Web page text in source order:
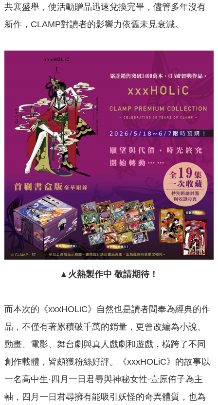
共襄盛舉，使活動贈品迅速兌換完畢，儘管多年沒有
新作，CLAMP對讀者的影響力依舊未見衰減。
▲火熱製作中 敬請期待！
而本次的《xxxHOLiC》自然也是讀者間奉為經典的作
品，不僅有著累積破千萬的銷量，更曾改編為小說、
動畫、電影、舞台劇與真人戲劇和遊戲，橫跨了不同
創作載體，皆頗獲粉絲好評。《xxxHOLiC》的故事以
一名高中生·四月一日君尋與神秘女性·壹原侑子為主
軸，四月一日君尋擁有能吸引妖怪的奇異體質，也為